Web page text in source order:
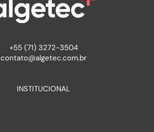
+55 (71) 3272-3504
contato@algetec.com.br
INSTITUCIONAL